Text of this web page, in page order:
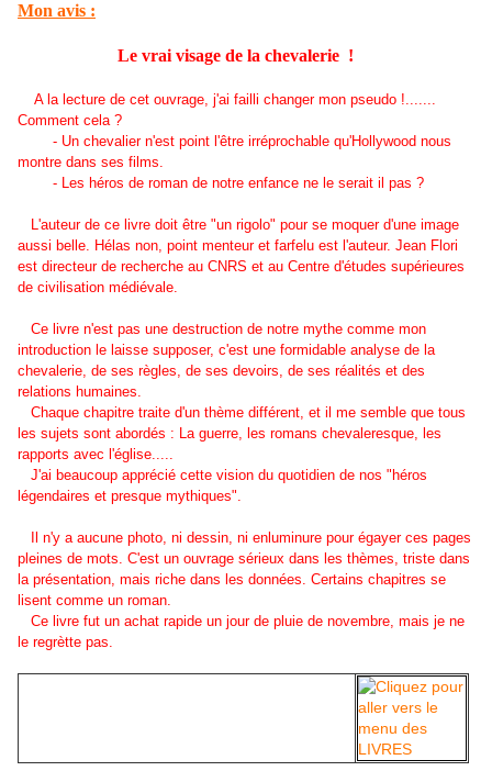
Mon avis :
Le vrai visage de la chevalerie !
A la lecture de cet ouvrage, j'ai failli changer mon pseudo !.......
Comment cela ?
- Un chevalier n'est point l'être irréprochable qu'Hollywood nous
montre dans ses films.
- Les héros de roman de notre enfance ne le serait il pas ?
L'auteur de ce livre doit être "un rigolo" pour se moquer d'une image
aussi belle. Hélas non, point menteur et farfelu est l'auteur. Jean Flori
est directeur de recherche au CNRS et au Centre d'études supérieures
de civilisation médiévale.
Ce livre n'est pas une destruction de notre mythe comme mon
introduction le laisse supposer, c'est une formidable analyse de la
chevalerie, de ses règles, de ses devoirs, de ses réalités et des
relations humaines.
Chaque chapitre traite d'un thème différent, et il me semble que tous
les sujets sont abordés : La guerre, les romans chevaleresque, les
rapports avec l'église.....
J'ai beaucoup apprécié cette vision du quotidien de nos "héros
légendaires et presque mythiques".
Il n'y a aucune photo, ni dessin, ni enluminure pour égayer ces pages
pleines de mots. C'est un ouvrage sérieux dans les thèmes, triste dans
la présentation, mais riche dans les données. Certains chapitres se
lisent comme un roman.
Ce livre fut un achat rapide un jour de pluie de novembre, mais je ne
le regrètte pas.